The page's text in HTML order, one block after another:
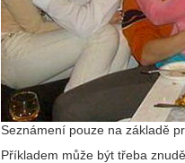
Seznámení pouze na základě
Příkladem může být třeba